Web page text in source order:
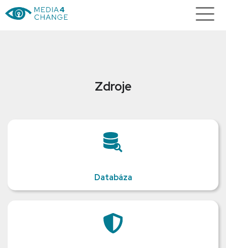
Zdroje
Databáza